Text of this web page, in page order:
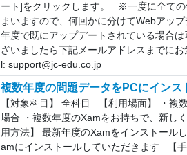
ート]をクリックします。 ※一度に全ての
まいますので、何回かに分けてWebアッ
年度で既にアップデートされている場合
ざいましたら下記メールアドレスまで
l: support@jc-edu.co.jp
複数年度の問題データをPCにインス
【対象科目】 全科目 【利用場面】 ・複
場合 ・複数年度のXamをお持ちで、新し
用方法】 最新年度のXamをインストール
amにインストールしていただきます 【